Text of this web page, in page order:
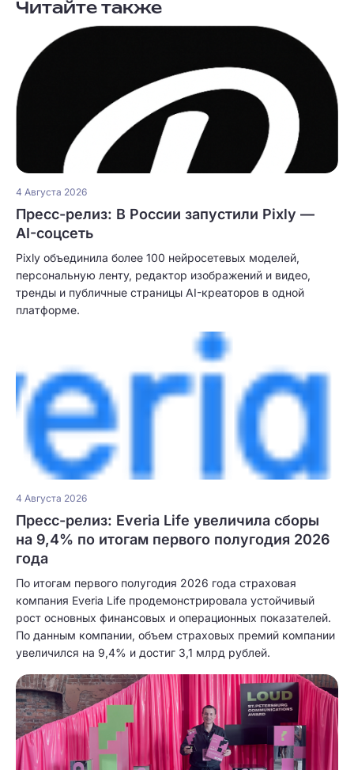
Читайте также
4 Августа 2026
Пресс-релиз: В России запустили Pixly —
AI-соцсеть
Pixly объединила более 100 нейросетевых моделей,
персональную ленту, редактор изображений и видео,
тренды и публичные страницы AI-креаторов в одной
платформе.
4 Августа 2026
Пресс-релиз: Everia Life увеличила сборы
на 9,4% по итогам первого полугодия 2026
года
По итогам первого полугодия 2026 года страховая
компания Everia Life продемонстрировала устойчивый
рост основных финансовых и операционных показателей.
По данным компании, объем страховых премий компании
увеличился на 9,4% и достиг 3,1 млрд рублей.